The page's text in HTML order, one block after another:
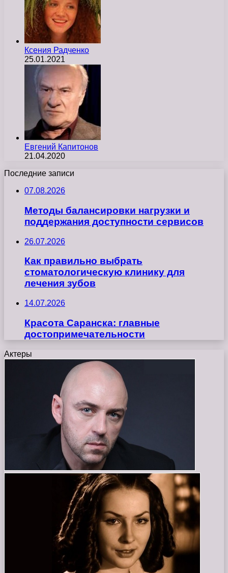
Ксения Радченко
25.01.2021
Евгений Капитонов
21.04.2020
Последние записи
07.08.2026
Методы балансировки нагрузки и
поддержания доступности сервисов
26.07.2026
Как правильно выбрать
стоматологическую клинику для
лечения зубов
14.07.2026
Красота Саранска: главные
достопримечательности
Актеры